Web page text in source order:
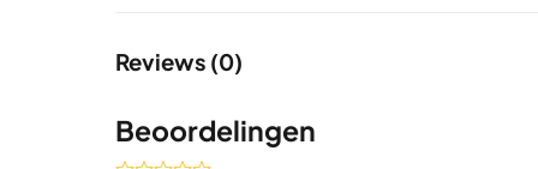
Reviews (0)
Beoordelingen